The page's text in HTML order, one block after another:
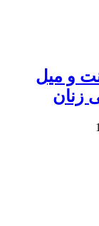
و میل
زنان